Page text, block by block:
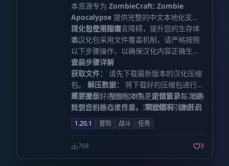
本资源专为 ZombieCraft: Zombie
Apocalypse 提供完整的中文本地化支
持，旨在消除语言障碍，提升您的生存体
验。
汉化包使用指南
本汉化包采用文件覆盖机制，请严格按照
以下步骤操作，以确保汉化内容正确生
效。
安装步骤详解
获取文件：
请先下载最新版本的汉化压缩
包。 解压数据：
将下载好的压缩包进行解
压，准备好内部的文件。定位目录：准确
找到您的游戏根目录。常规情况（未开启
版本隔离）：
请直接找到
件夹。开启版本隔离：请进入对应版本的
文件夹，路径通常为
重要提示：整合包本身更新频繁，每次更
新整合包核心文件后，汉化文件可能会被
重置。因此，请在每次更新游戏版本后，
重新下载对应版本的汉化包并重复上述安
装步骤，以保证最佳的游戏体验。
1.20.1 冒险 战斗 任务
768 3